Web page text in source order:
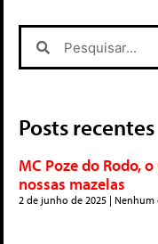
Posts recentes
MC Poze do Rodo,
nossas mazelas
2 de junho de 2025 Nenhum